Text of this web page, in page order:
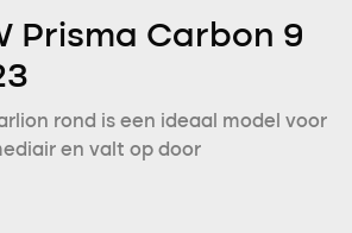
Prisma Carbon 9
rond is een ideaal model voor
en valt op door